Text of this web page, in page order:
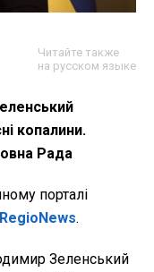
Читайте также
на русском языке
копалини.
Рада
порталі
RegioNews.
Зеленський